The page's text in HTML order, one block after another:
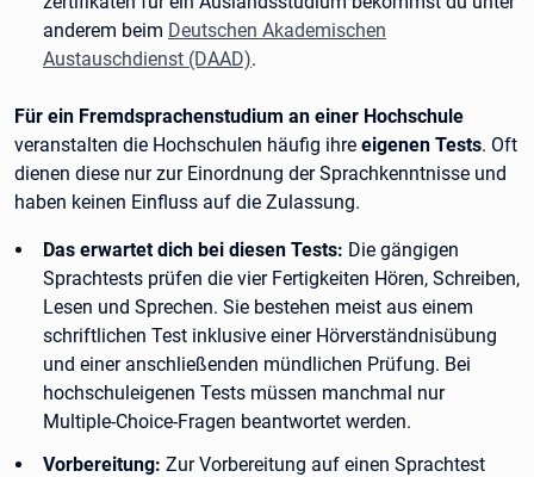
anderem beim Deutschen Akademischen
Austauschdienst (DAAD).
Für ein Fremdsprachenstudium an einer Hochschule
veranstalten die Hochschulen häufig ihre eigenen Tests. Oft
dienen diese nur zur Einordnung der Sprachkenntnisse und
haben keinen Einfluss auf die Zulassung.
Das erwartet dich bei diesen Tests: Die gängigen
Sprachtests prüfen die vier Fertigkeiten Hören, Schreiben,
Lesen und Sprechen. Sie bestehen meist aus einem
schriftlichen Test inklusive einer Hörverständnisübung
und einer anschließenden mündlichen Prüfung. Bei
hochschuleigenen Tests müssen manchmal nur
Multiple-Choice-Fragen beantwortet werden.
Vorbereitung: Zur Vorbereitung auf einen Sprachtest